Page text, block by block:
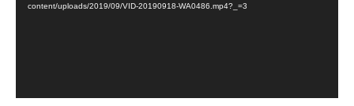
content/uploads/2019/09/VID-20190918-WA0486.mp4?_=3